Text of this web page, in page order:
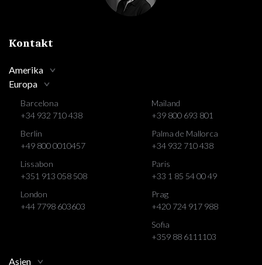
Kontakt
Amerika
Europa
Barcelona
+34 932 710 438
Berlin
+49 800 0010457
Lissabon
+351 913 058 508
London
+44 7798 603603
Mailand
+39 800 693 801
Palma de Mallorca
+34 932 710 438
Paris
+33 1 85 54 00 49
Prag
+420 724 917 988
Sofia
+359 88 6111103
Asien